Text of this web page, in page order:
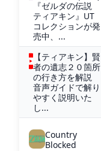
『ゼルダの伝説
ティアキン』UT
コレクションが発
売中、...
【ティアキン】賢
者の遺志２０箇所
の行き方を解説
音声ガイドで解り
やすく説明いた
し...
Country
Blocked